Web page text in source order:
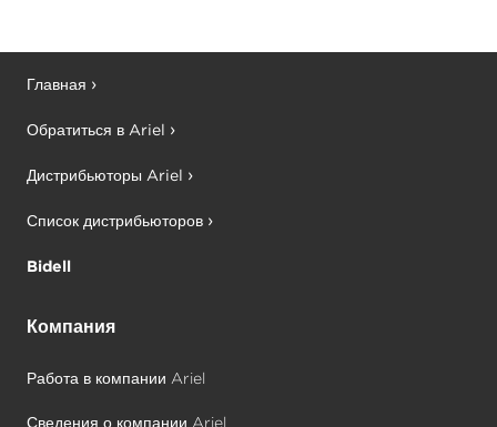
Главная
Обратиться в Ariel
Дистрибьюторы Ariel
Список дистрибьюторов
Bidell
Компания
Работа в компании Ariel
Сведения о компании Ariel